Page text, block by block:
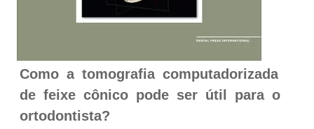
Como a tomografia computadorizada
de feixe cônico pode ser útil para o
ortodontista?